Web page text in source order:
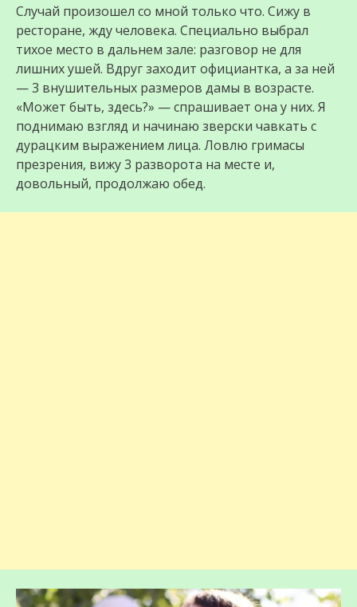
Cлучай произошел со мной только что. Сижу в
ресторане, жду человека. Специально выбрал
тихое место в дальнем зале: разговор не для
лишних ушей. Вдруг заходит официантка, а за ней
— 3 внушительных размеров дамы в возрасте.
«Может быть, здесь?» — спрашивает она у них. Я
поднимаю взгляд и начинаю зверски чавкать с
дурацким выражением лица. Ловлю гримасы
презрения, вижу 3 разворота на месте и,
довольный, продолжаю обед.